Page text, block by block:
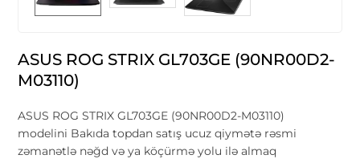
ASUS ROG STRIX GL703GE (90NR00D2-
M03110)
ASUS ROG STRIX GL703GE (90NR00D2-M03110)
modelini Bakıda topdan satış ucuz qiymətə rəsmi
zəmanətlə nəğd və ya köçürmə yolu ilə almaq